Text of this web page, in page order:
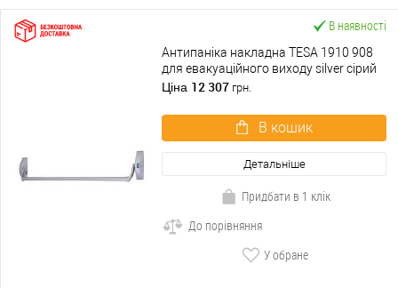
В наявності
Антипаніка накладна TESA 1910 908
для евакуаційного виходу silver сірий
Ціна 12 307 грн.
В кошик
Детальніше
Придбати в 1 клік
До порівняння
У обране